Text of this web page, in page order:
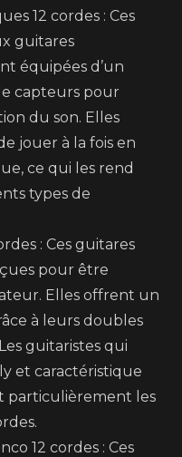
12 cordes : Ces
guitares
équipées d’un
capteurs pour
du son. Elles
jouer à la fois en
ce qui les rend
types de
: Ces guitares
pour être
Elles offrent un
à leurs doubles
guitaristes qui
et caractéristique
particulièrement les
12 cordes : Ces